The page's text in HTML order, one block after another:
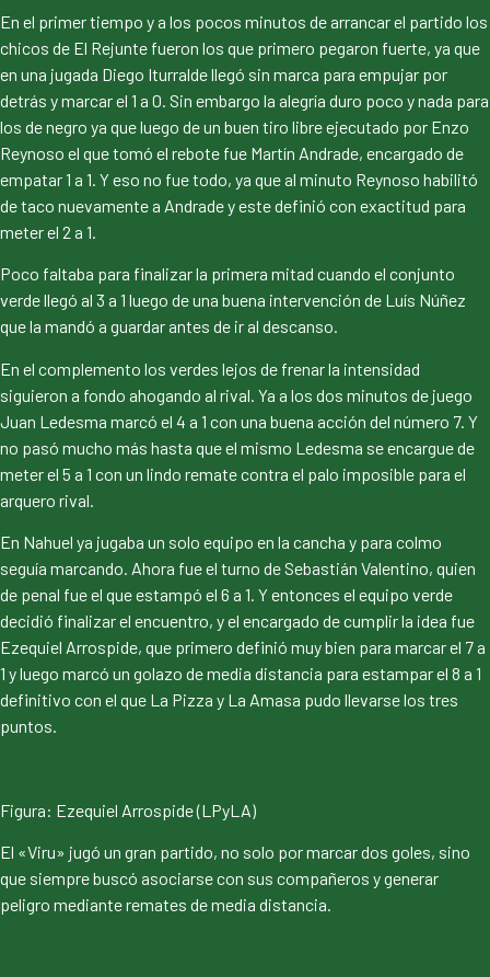
En el primer tiempo y a los pocos minutos de arrancar el partido los
chicos de El Rejunte fueron los que primero pegaron fuerte, ya que
en una jugada Diego Iturralde llegó sin marca para empujar por
detrás y marcar el 1 a 0. Sin embargo la alegría duro poco y nada para
los de negro ya que luego de un buen tiro libre ejecutado por Enzo
Reynoso el que tomó el rebote fue Martín Andrade, encargado de
empatar 1 a 1. Y eso no fue todo, ya que al minuto Reynoso habilitó
de taco nuevamente a Andrade y este definió con exactitud para
meter el 2 a 1.
Poco faltaba para finalizar la primera mitad cuando el conjunto
verde llegó al 3 a 1 luego de una buena intervención de Luís Núñez
que la mandó a guardar antes de ir al descanso.
En el complemento los verdes lejos de frenar la intensidad
siguieron a fondo ahogando al rival. Ya a los dos minutos de juego
Juan Ledesma marcó el 4 a 1 con una buena acción del número 7. Y
no pasó mucho más hasta que el mismo Ledesma se encargue de
meter el 5 a 1 con un lindo remate contra el palo imposible para el
arquero rival.
En Nahuel ya jugaba un solo equipo en la cancha y para colmo
seguía marcando. Ahora fue el turno de Sebastián Valentino, quien
de penal fue el que estampó el 6 a 1. Y entonces el equipo verde
decidió finalizar el encuentro, y el encargado de cumplir la idea fue
Ezequiel Arrospide, que primero definió muy bien para marcar el 7 a
1 y luego marcó un golazo de media distancia para estampar el 8 a 1
definitivo con el que La Pizza y La Amasa pudo llevarse los tres
puntos.
Figura: Ezequiel Arrospide (LPyLA)
El «Viru» jugó un gran partido, no solo por marcar dos goles, sino
que siempre buscó asociarse con sus compañeros y generar
peligro mediante remates de media distancia.